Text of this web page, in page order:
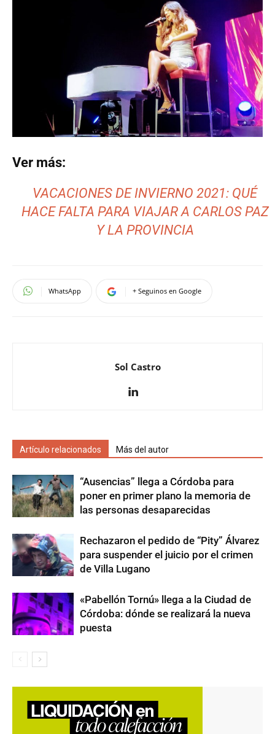
Ver más:
VACACIONES DE INVIERNO 2021: QUÉ
HACE FALTA PARA VIAJAR A CARLOS PAZ
Y LA PROVINCIA
WhatsApp + Seguinos en Google
Sol Castro
Artículo relacionados Más del autor
“Ausencias” llega a Córdoba para
poner en primer plano la memoria de
las personas desaparecidas
Rechazaron el pedido de “Pity” Álvarez
para suspender el juicio por el crimen
de Villa Lugano
«Pabellón Tornú» llega a la Ciudad de
Córdoba: dónde se realizará la nueva
puesta